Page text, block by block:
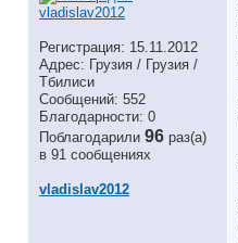
Регистрация: 15.11.2012
Адрес: Грузия / Грузия /
Тбилиси
Сообщений: 552
Благодарности: 0
Поблагодарили 96 раз(а)
в 91 сообщениях
vladislav2012